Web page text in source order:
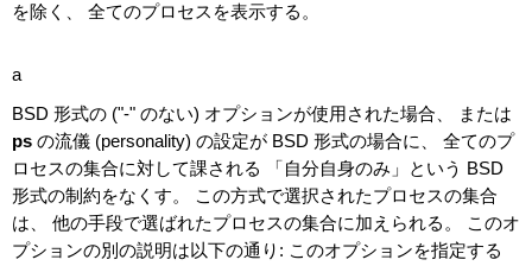
を除く、 全てのプロセスを表示する。
a
BSD 形式の ("-" のない) オプションが使用された場合、 または
ps の流儀 (personality) の設定が BSD 形式の場合に、 全てのプ
ロセスの集合に対して課される 「自分自身のみ」という BSD
形式の制約をなくす。 この方式で選択されたプロセスの集合
は、 他の手段で選ばれたプロセスの集合に加えられる。 このオ
プションの別の説明は以下の通り: このオプションを指定する